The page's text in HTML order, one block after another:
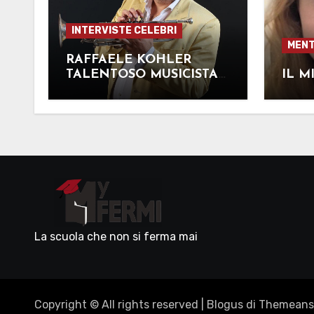
INTERVISTE CELEBRI
RAFFAELE KOHLER
TALENTOSO MUSICISTA
E TROMBETTISTA
IL
La scuola che non si ferma mai
Copyright © All rights reserved Blogus di